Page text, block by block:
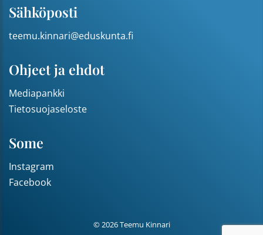
Sähköposti
teemu.kinnari@eduskunta.fi
Ohjeet ja ehdot
Mediapankki
Tietosuojaseloste
Some
Instagram
Facebook
© 2026 Teemu Kinnari